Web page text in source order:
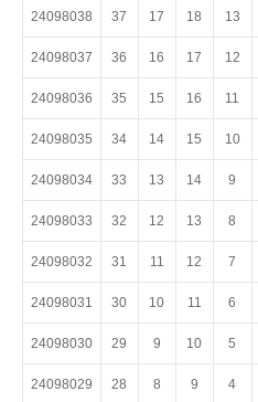
24098038 37 17 18 13
24098037 36 16 17 12
24098036 35 15 16 11
24098035 34 14 15 10
24098034 33 13 14 9
24098033 32 12 13 8
24098032 31 11 12 7
24098031 30 10 11 6
24098030 29 9 10 5
24098029 28 8 9 4